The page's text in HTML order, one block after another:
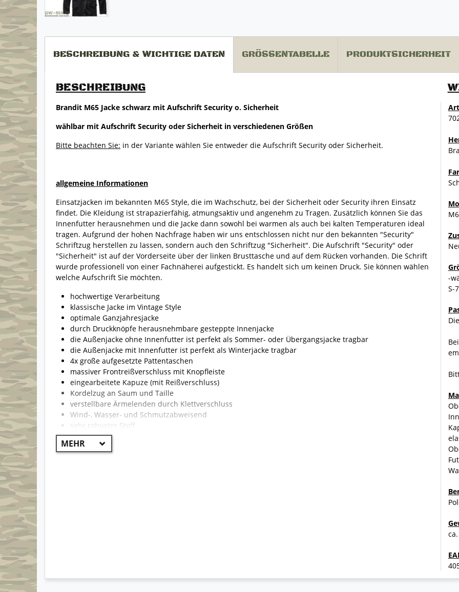
BESCHREIBUNG & WICHTIGE DATEN GRÖSSENTABELLE PRODUKTSICHERHEIT
BESCHREIBUNG
Brandit M65 Jacke schwarz mit Aufschrift Security o. Sicherheit
wählbar mit Aufschrift Security oder Sicherheit in verschiedenen Größen
Bitte beachten Sie: in der Variante wählen Sie entweder die Aufschrift Security oder Sicherheit.
allgemeine Informationen
Einsatzjacken im bekannten M65 Style, die im Wachschutz, bei der Sicherheit oder Security ihren Einsatz
findet. Die Kleidung ist strapazierfähig, atmungsaktiv und angenehm zu Tragen. Zusätzlich können Sie das
Innenfutter herausnehmen und die Jacke dann sowohl bei warmen als auch bei kalten Temperaturen ideal
tragen. Aufgrund der hohen Nachfrage haben wir uns entschlossen nicht nur den bekannten "Security"
Schriftzug herstellen zu lassen, sondern auch den Schriftzug "Sicherheit". Die Aufschrift "Security" oder
"Sicherheit" ist auf der Vorderseite über der linken Brusttasche und auf dem Rücken vorhanden. Die Schrift
wurde professionell von einer Fachnäherei aufgestickt. Es handelt sich um keinen Druck. Sie können wählen
welche Aufschrift Sie möchten.
hochwertige Verarbeitung
klassische Jacke im Vintage Style
optimale Ganzjahresjacke
durch Druckknöpfe herausnehmbare gesteppte Innenjacke
die Außenjacke ohne Innenfutter ist perfekt als Sommer- oder Übergangsjacke tragbar
die Außenjacke mit Innenfutter ist perfekt als Winterjacke tragbar
4x große aufgesetzte Pattentaschen
massiver Frontreißverschluss mit Knopfleiste
eingearbeitete Kapuze (mit Reißverschluss)
Kordelzug an Saum und Taille
verstellbare Ärmelenden durch Klettverschluss
Wind-, Wasser- und Schmutzabweisend
sehr robuster Stoff
professioneller Stick mit den Aufschriften Security oder Sicherheit
die Aufschriften befinden sich über der linken Brust und auf dem Rücken
-
S-